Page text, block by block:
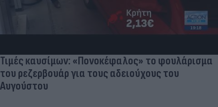
Τιμές καυσίμων: «Πονοκέφαλος» το φουλάρισμα
του ρεζερβουάρ για τους αδειούχους του
Αυγούστου